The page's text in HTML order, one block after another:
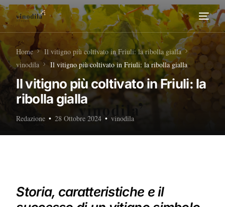
Home
Il vitigno più coltivato in Friuli: la ribolla gialla
vinodila
Il vitigno più coltivato in Friuli: la ribolla gialla
Il vitigno più coltivato in Friuli: la
ribolla gialla
Redazione 28 Ottobre 2024 vinodila
Storia, caratteristiche e il
Home
Tour Enogastronomici
Diventa nostro Partner